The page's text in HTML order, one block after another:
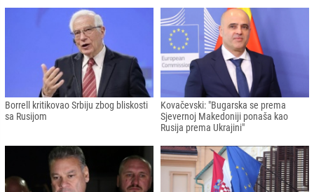
Borrell kritikovao Srbiju zbog bliskosti
sa Rusijom
Kovačevski: "Bugarska se prema
Sjevernoj Makedoniji ponaša kao
Rusija prema Ukrajini"